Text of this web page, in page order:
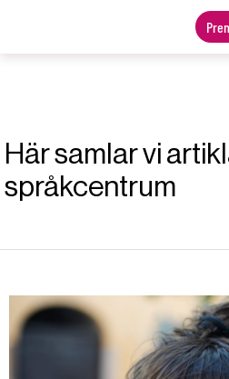
Här samlar vi
språkcentrum